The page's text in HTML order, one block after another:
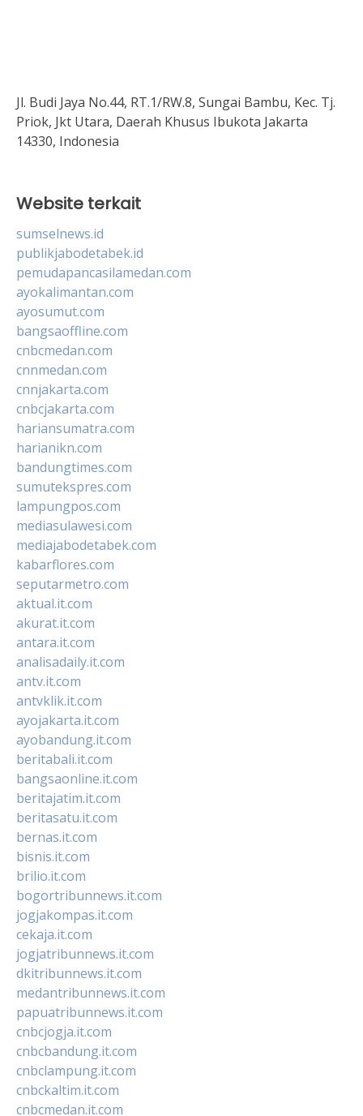
Jl. Budi Jaya No.44, RT.1/RW.8, Sungai Bambu, Kec. Tj.
Priok, Jkt Utara, Daerah Khusus Ibukota Jakarta
14330, Indonesia
Website terkait
sumselnews.id
publikjabodetabek.id
pemudapancasilamedan.com
ayokalimantan.com
ayosumut.com
bangsaoffline.com
cnbcmedan.com
cnnmedan.com
cnnjakarta.com
cnbcjakarta.com
hariansumatra.com
harianikn.com
bandungtimes.com
sumutekspres.com
lampungpos.com
mediasulawesi.com
mediajabodetabek.com
kabarflores.com
seputarmetro.com
aktual.it.com
akurat.it.com
antara.it.com
analisadaily.it.com
antv.it.com
antvklik.it.com
ayojakarta.it.com
ayobandung.it.com
beritabali.it.com
bangsaonline.it.com
beritajatim.it.com
beritasatu.it.com
bernas.it.com
bisnis.it.com
brilio.it.com
bogortribunnews.it.com
jogjakompas.it.com
cekaja.it.com
jogjatribunnews.it.com
dkitribunnews.it.com
medantribunnews.it.com
papuatribunnews.it.com
cnbcjogja.it.com
cnbcbandung.it.com
cnbclampung.it.com
cnbckaltim.it.com
cnbcmedan.it.com